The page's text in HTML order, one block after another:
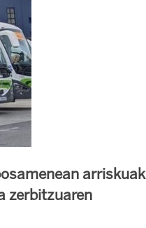
arriskuak
zerbitzuaren